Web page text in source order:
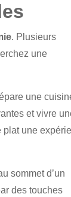
. Plusieurs
une
une
et vivre
plat une
sommet d’un
des touches